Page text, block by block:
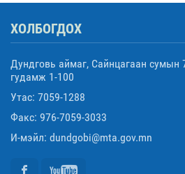
ХОЛБОГДОХ
Дундговь аймаг, Сайнцагаан сумын
гудамж 1-100
Утас: 7059-1288
Факс: 976-7059-3033
И-мэйл: dundgobi@mta.gov.mn